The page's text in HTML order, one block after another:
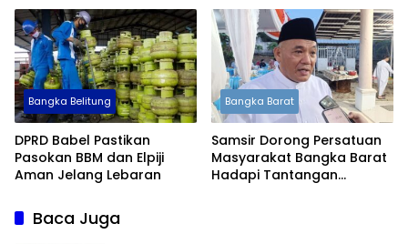
Bangka Belitung
DPRD Babel Pastikan
Pasokan BBM dan Elpiji
Aman Jelang Lebaran
Bangka Barat
Samsir Dorong Persatuan
Masyarakat Bangka Barat
Hadapi Tantangan
Baca Juga